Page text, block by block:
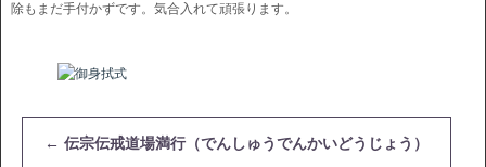
除もまだ手付かずです。気合入れて頑張ります。
← 伝宗伝戒道場満行（でんしゅうでんかいどうじょう）